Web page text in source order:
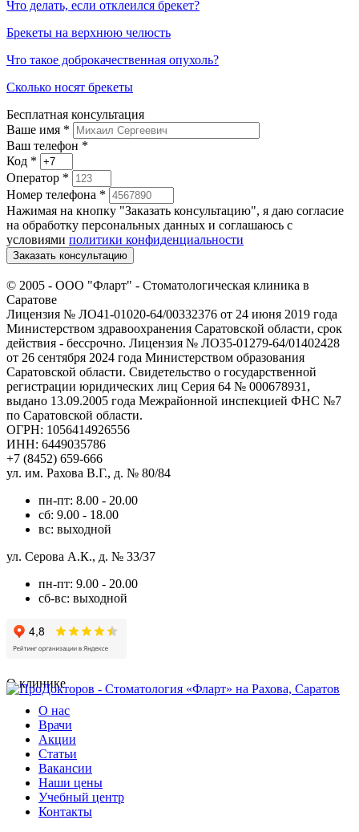
Что делать, если отклеился брекет?
Брекеты на верхнюю челюсть
Что такое доброкачественная опухоль?
Сколько носят брекеты
Бесплатная консультация
Ваше имя *
Ваш телефон *
Код *
Оператор *
Номер телефона *
Нажимая на кнопку "Заказать консультацию", я даю согласие
на обработку персональных данных и соглашаюсь c
условиями политики конфиденциальности
Заказать консультацию
© 2005 - ООО "Фларт" - Стоматологическая клиника в
Саратове
Лицензия № ЛО41-01020-64/00332376 от 24 июня 2019 года
Министерством здравоохранения Саратовской области, срок
действия - бессрочно. Лицензия № ЛО35-01279-64/01402428
от 26 сентября 2024 года Министерством образования
Саратовской области. Свидетельство о государственной
регистрации юридических лиц Серия 64 № 000678931,
выдано 13.09.2005 года Межрайонной инспекцией ФНС №7
по Саратовской области.
ОГРН: 1056414926556
ИНН: 6449035786
+7 (8452) 659-666
ул. им. Рахова В.Г., д. № 80/84
пн-пт: 8.00 - 20.00
сб: 9.00 - 18.00
вс: выходной
ул. Серова А.К., д. № 33/37
пн-пт: 9.00 - 20.00
сб-вс: выходной
О клинике
О нас
Врачи
Акции
Статьи
Вакансии
Наши цены
Учебный центр
Контакты